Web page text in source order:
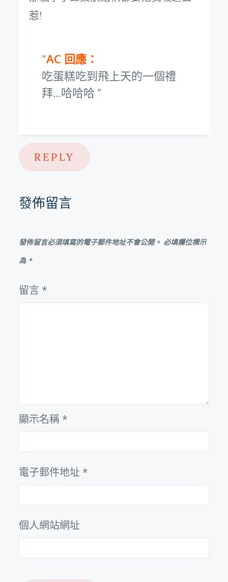
惹!
AC 回應：
吃蛋糕吃到飛上天的一個禮
拜…哈哈哈
REPLY
發佈留言
發佈留言必須填寫的電子郵件地址不會公開。 必填欄位標示
為 *
留言 *
顯示名稱 *
電子郵件地址 *
個人網站網址